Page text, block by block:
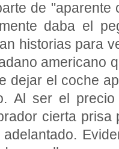
de "aparente
daba el
historias para
americano
dejar el coche
Al ser el
cierta prisa